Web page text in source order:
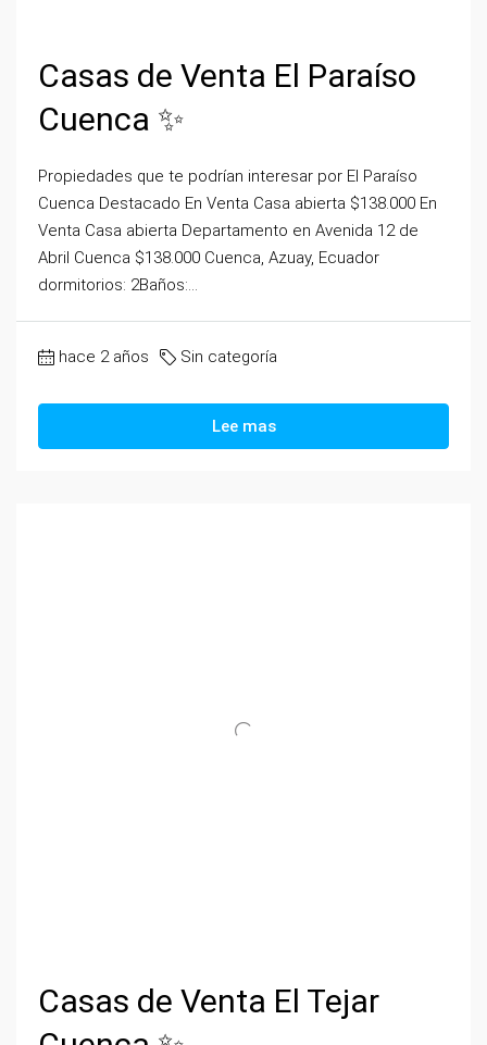
Casas de Venta El Paraíso
Cuenca ✨
Propiedades que te podrían interesar por El Paraíso
Cuenca Destacado En Venta Casa abierta $138.000 En
Venta Casa abierta Departamento en Avenida 12 de
Abril Cuenca $138.000 Cuenca, Azuay, Ecuador
dormitorios: 2Baños:...
hace 2 años Sin categoría
Lee mas
Casas de Venta El Tejar